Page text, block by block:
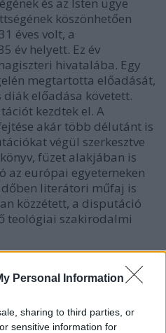
Personal Information
sharing to third parties, or
sensitive information for
és az Isten ügye
köszönhetően
éves volt, a
év helyett. Ez év
hivatalába. Egy
megtartotta előadását,
előadása követett.
kezdtek el. A
akár több délutánt is
végül szerkesztve
füzet alakjában is
az európai egyetemeken
literátori műfaj is
közzétett, a disputáció
teológiai szakirodalmi